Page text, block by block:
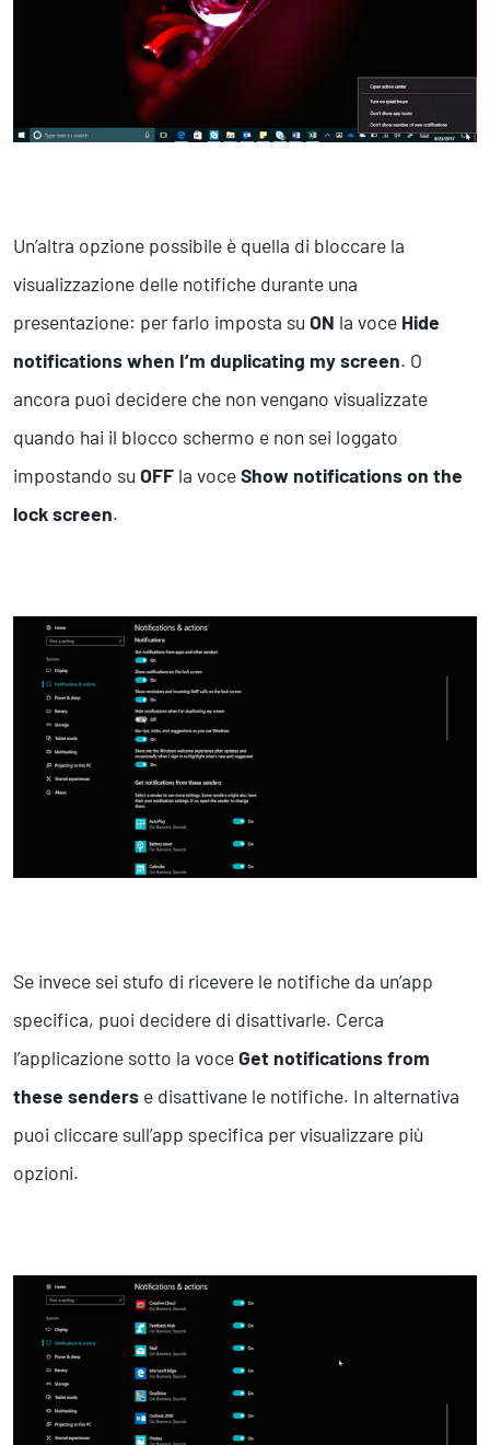
Un’altra opzione possibile è quella di bloccare la
visualizzazione delle notifiche durante una
presentazione: per farlo imposta su ON la voce Hide
notifications when I’m duplicating my screen. O
ancora puoi decidere che non vengano visualizzate
quando hai il blocco schermo e non sei loggato
impostando su OFF la voceShow notifications on the
lock screen.
Se invece sei stufo di ricevere le notifiche da un’app
specifica, puoi decidere di disattivarle. Cerca
l’applicazione sotto la voceGet notifications from
these senders e disattivane le notifiche. In alternativa
puoi cliccare sull’app specifica per visualizzare più
opzioni.